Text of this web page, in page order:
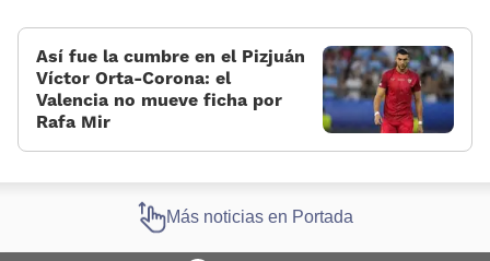
Así fue la cumbre en el Pizjuán
Víctor Orta-Corona: el
Valencia no mueve ficha por
Rafa Mir
Más noticias en Portada